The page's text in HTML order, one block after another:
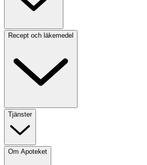
Recept och läkemedel
Tjänster
Om Apoteket